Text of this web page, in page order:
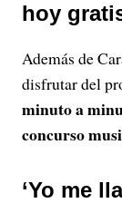
hoy
Además de
disfrutar del
minuto a
concurso
‘Yo me